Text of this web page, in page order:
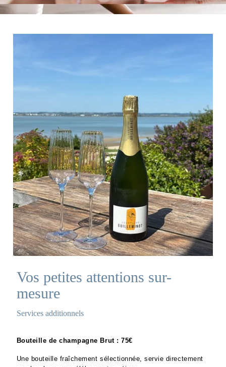
Vos petites attentions sur-
mesure
Services additionnels
Bouteille de champagne Brut : 75€
Une bouteille fraîchement sélectionnée, servie directement